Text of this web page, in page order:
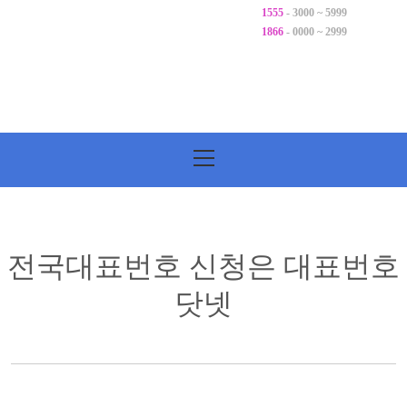
1555- 3000 ~ 5999
1866- 0000 ~ 2999
본
메
전국대표번호 신청은 대표번호
닷넷